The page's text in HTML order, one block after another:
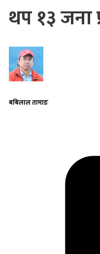
थप १३ जना
बबिलाल तामाङ